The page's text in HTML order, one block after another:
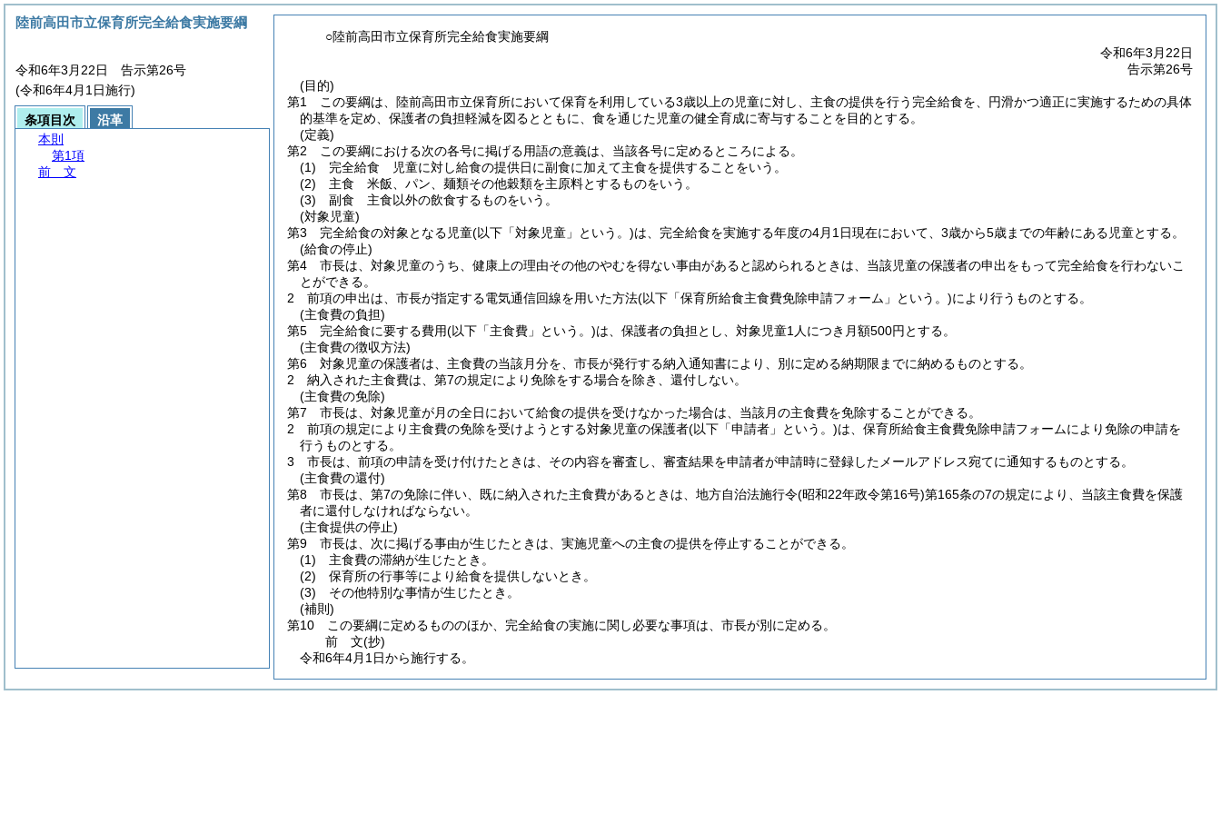
○陸前高田市立保育所完全給食実施要綱
令和6年3月22日
告示第26号
(目的)
第1 この要綱は、陸前高田市立保育所において保育を利用している3歳以上の児童に対し、主食の提供を行う完全給食を、円滑かつ適正に実施するための具体
的基準を定め、保護者の負担軽減を図るとともに、食を通じた児童の健全育成に寄与することを目的とする。
(定義)
第2 この要綱における次の各号に掲げる用語の意義は、当該各号に定めるところによる。
(1) 完全給食 児童に対し給食の提供日に副食に加えて主食を提供することをいう。
(2) 主食 米飯、パン、麺類その他穀類を主原料とするものをいう。
(3) 副食 主食以外の飲食するものをいう。
(対象児童)
第3 完全給食の対象となる児童(以下「対象児童」という。)は、完全給食を実施する年度の4月1日現在において、3歳から5歳までの年齢にある児童とする。
(給食の停止)
第4 市長は、対象児童のうち、健康上の理由その他のやむを得ない事由があると認められるときは、当該児童の保護者の申出をもって完全給食を行わないこ
とができる。
2 前項の申出は、市長が指定する電気通信回線を用いた方法(以下「保育所給食主食費免除申請フォーム」という。)により行うものとする。
(主食費の負担)
第5 完全給食に要する費用(以下「主食費」という。)は、保護者の負担とし、対象児童1人につき月額500円とする。
(主食費の徴収方法)
第6 対象児童の保護者は、主食費の当該月分を、市長が発行する納入通知書により、別に定める納期限までに納めるものとする。
2 納入された主食費は、第7の規定により免除をする場合を除き、還付しない。
(主食費の免除)
第7 市長は、対象児童が月の全日において給食の提供を受けなかった場合は、当該月の主食費を免除することができる。
2 前項の規定により主食費の免除を受けようとする対象児童の保護者(以下「申請者」という。)は、保育所給食主食費免除申請フォームにより免除の申請を
行うものとする。
3 市長は、前項の申請を受け付けたときは、その内容を審査し、審査結果を申請者が申請時に登録したメールアドレス宛てに通知するものとする。
(主食費の還付)
第8 市長は、第7の免除に伴い、既に納入された主食費があるときは、地方自治法施行令(昭和22年政令第16号)第165条の7の規定により、当該主食費を保護
者に還付しなければならない。
(主食提供の停止)
第9 市長は、次に掲げる事由が生じたときは、実施児童への主食の提供を停止することができる。
(1) 主食費の滞納が生じたとき。
(2) 保育所の行事等により給食を提供しないとき。
(3) その他特別な事情が生じたとき。
(補則)
第10 この要綱に定めるもののほか、完全給食の実施に関し必要な事項は、市長が別に定める。
前文(抄)
令和6年4月1日から施行する。
陸前高田市立保育所完全給食実施要綱
令和6年3月22日 告示第26号
(令和6年4月1日施行)
条項目次
沿革
本則
第1項
前 文